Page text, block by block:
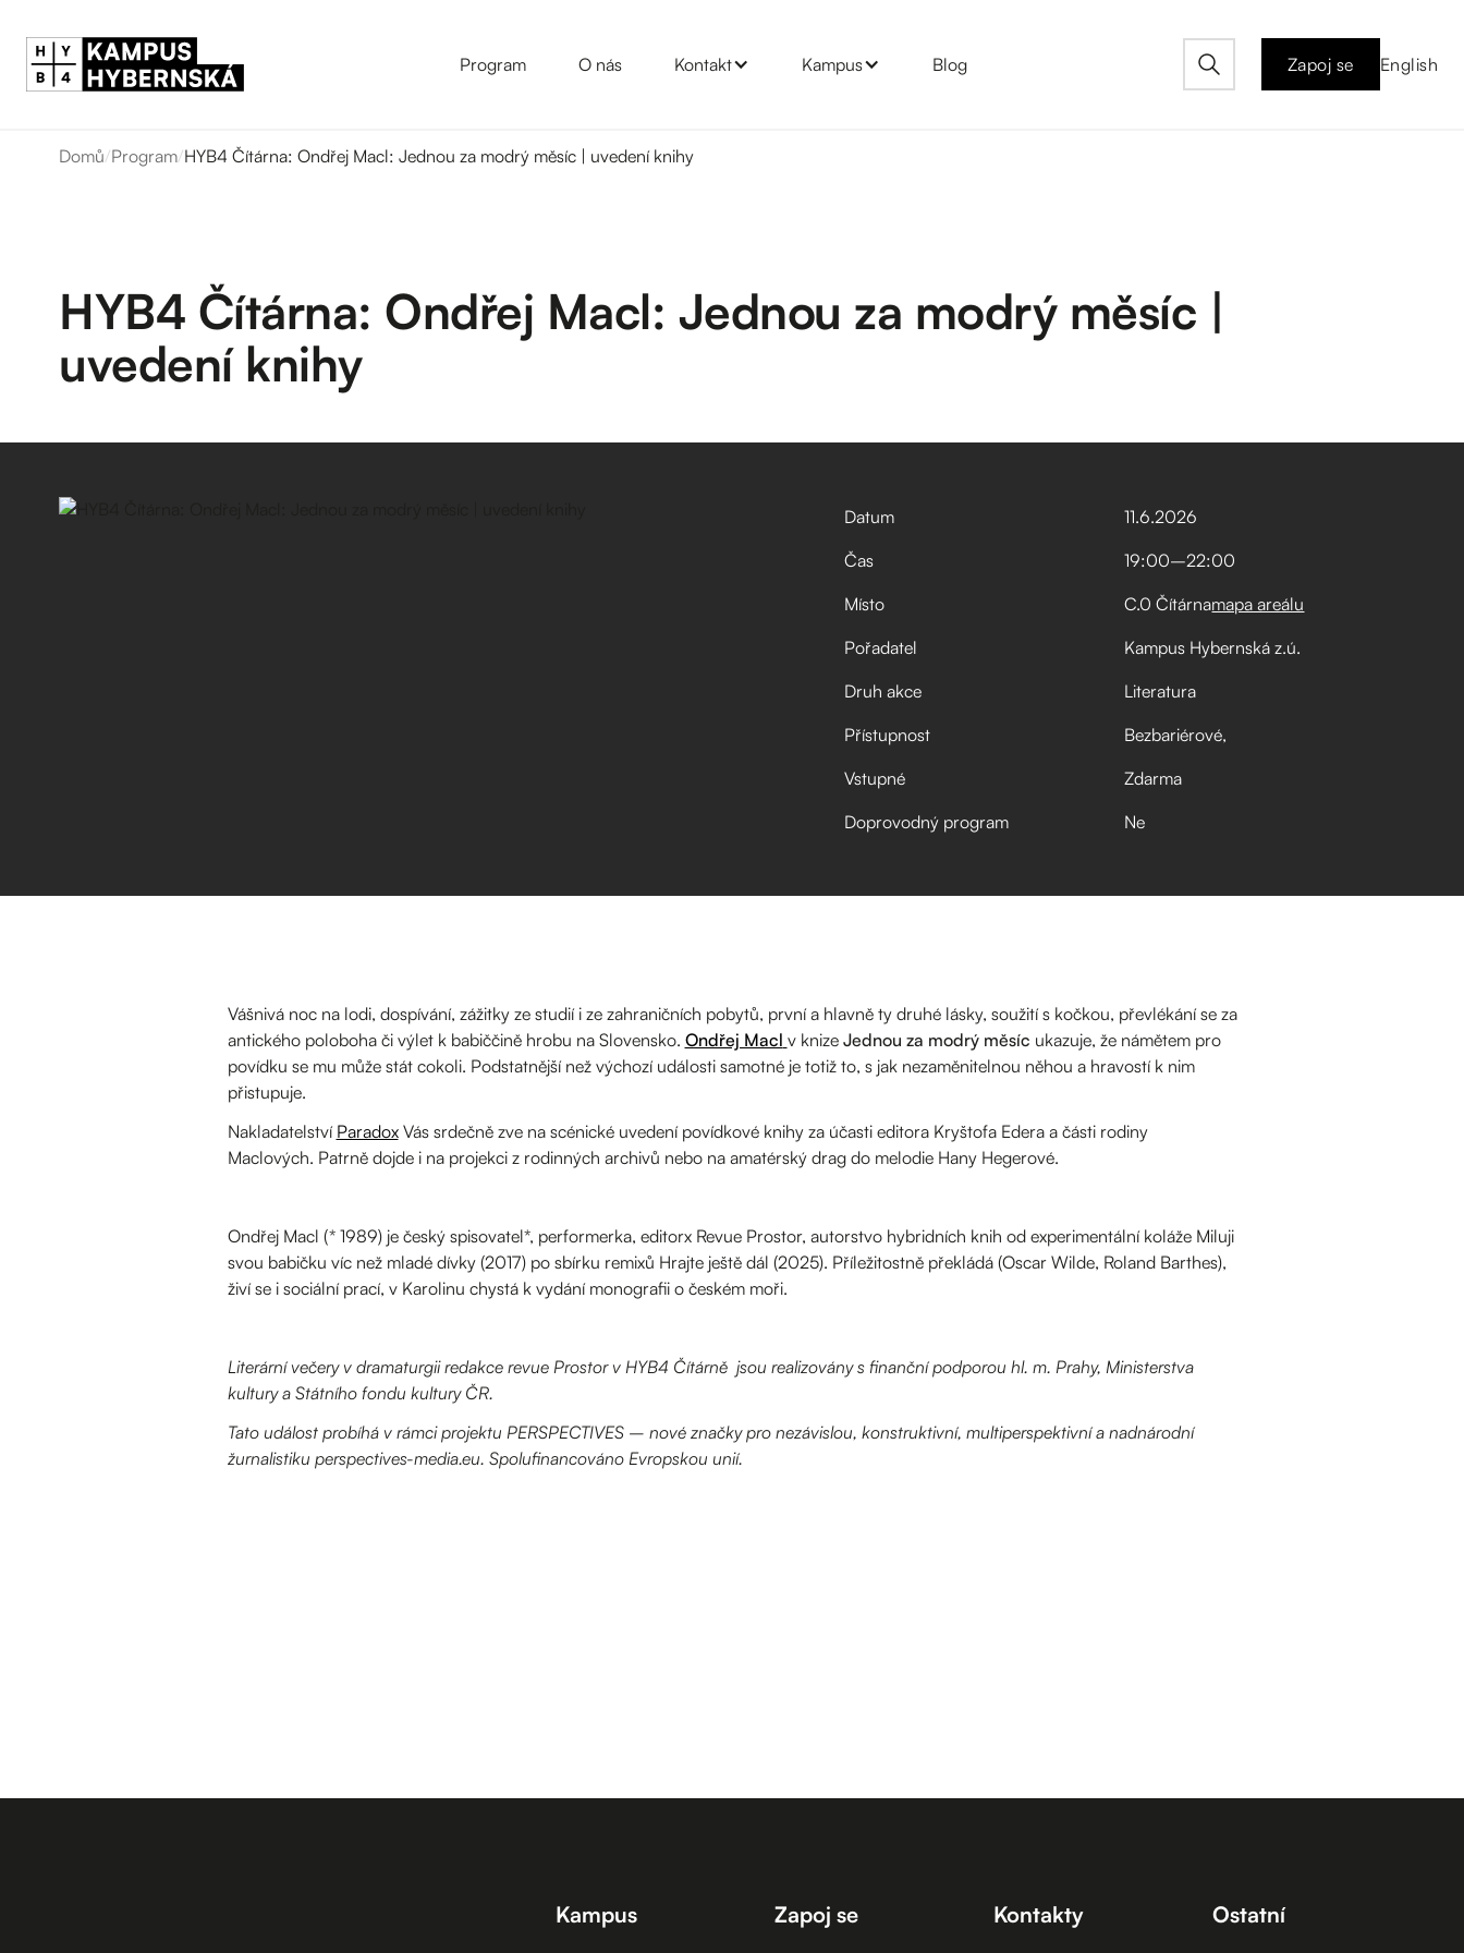
Program O nás Kontakt Kampus Blog Zapoj se English
Domů/Program/HYB4 Čítárna: Ondřej Macl: Jednou za modrý měsíc | uvedení knihy
HYB4 Čítárna: Ondřej Macl: Jednou za modrý měsíc |
uvedení knihy
Datum 11.6.2026
Čas
19:00–⁠22:00
Místo
C.0 Čítárnamapa areálu
Pořadatel
Kampus Hybernská z.ú.
Druh akce
Literatura
Přístupnost
Bezbariérové
Vstupné
Zdarma
Doprovodný program
Ne
Vášnivá noc na lodi, dospívání, zážitky ze studií i ze zahraničních pobytů, první a hlavně ty druhé lásky, soužití s kočkou, převlékání se za
antického poloboha či výlet k babiččině hrobu na Slovensko. Ondřej Macl v knize Jednou za modrý měsíc ukazuje, že námětem pro
povídku se mu může stát cokoli. Podstatnější než výchozí události samotné je totiž to, s jak nezaměnitelnou něhou a hravostí k nim
přistupuje.
Nakladatelství ParadoxVás srdečně zve na scénické uvedení povídkové knihy za účasti editora Kryštofa Edera a části rodiny
Maclových. Patrně dojde i na projekci z rodinných archivů nebo na amatérský drag do melodie Hany Hegerové.
Ondřej Macl (* 1989) je český spisovatel*, performerka, editorx Revue Prostor, autorstvo hybridních knih od experimentální koláže Miluji
svou babičku víc než mladé dívky (2017) po sbírku remixů Hrajte ještě dál (2025). Příležitostně překládá (Oscar Wilde, Roland Barthes),
živí se i sociální prací, v Karolinu chystá k vydání monografii o českém moři.
Literární večery v dramaturgii redakce revue Prostor v HYB4 Čítárně jsou realizovány s finanční podporou hl. m. Prahy, Ministerstva
kultury a Státního fondu kultury ČR.
Tato událost probíhá v rámci projektu PERSPECTIVES – nové značky pro nezávislou, konstruktivní, multiperspektivní a nadnárodní
žurnalistiku perspectives-media.eu. Spolufinancováno Evropskou unií.
Kampus Zapoj se Kontakty Ostatní